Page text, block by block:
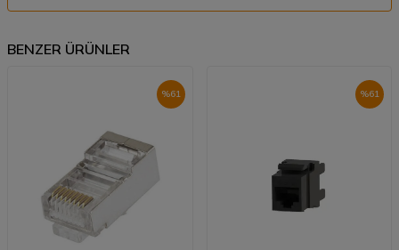
BENZER ÜRÜNLER
%61 %61